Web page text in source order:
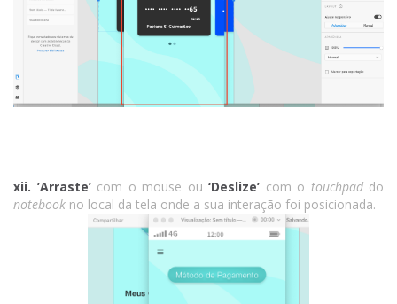
xii. ’Arraste’com o mouse ou ‘Deslize’ com o touchpaddo
notebook no local da tela onde a sua interação foi posicionada.